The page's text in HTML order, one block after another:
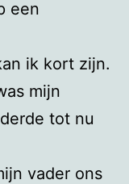
een
ik kort zijn.
mijn
tot nu
vader ons